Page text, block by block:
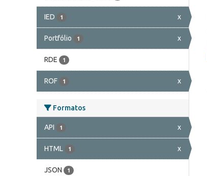
IED 1 x
Portfólio 1 x
RDE 1
ROF 1 x
Formatos
API 1 x
HTML 1 x
JSON 1